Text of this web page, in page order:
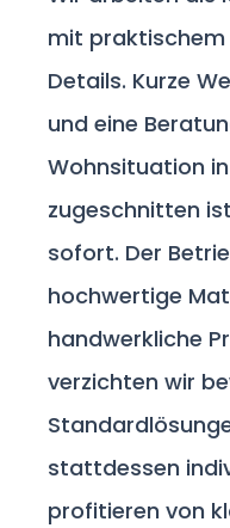
mit praktischem
Details. Kurze
und eine
Wohnsituation
zugeschnitten
sofort. Der
hochwertige
handwerkliche
verzichten wir
stattdessen
profitieren von